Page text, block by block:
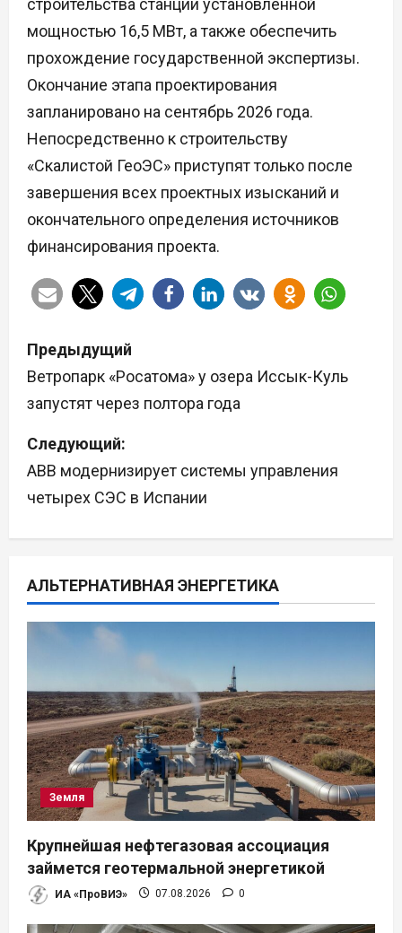
строительства станции установленной
мощностью 16,5 МВт, а также обеспечить
прохождение государственной экспертизы.
Окончание этапа проектирования
запланировано на сентябрь 2026 года.
Непосредственно к строительству
«Скалистой ГеоЭС» приступят только после
завершения всех проектных изысканий и
окончательного определения источников
финансирования проекта.
Н
а
в
и
г
и
я
о
з
а
п
и
с
Предыдущий
Ветропарк «Росатома» у озера Иссык-Куль
запустят через полтора года
Следующий:
ABB модернизирует системы управления
четырех СЭС в Испании
АЛЬТЕРНАТИВНАЯ ЭНЕРГЕТИКА
Земля
Крупнейшая нефтегазовая ассоциация
займется геотермальной энергетикой
ИА «ПроВИЭ» 07.08.2026 0